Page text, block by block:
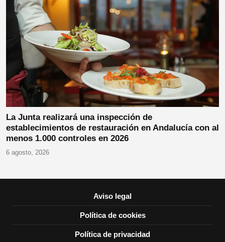
La Junta realizará una inspección de
establecimientos de restauración en Andalucía con al
menos 1.000 controles en 2026
6 agosto, 2026
Aviso legal
Política de cookies
Política de privacidad